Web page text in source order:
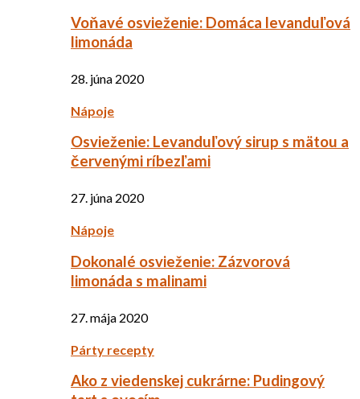
Voňavé osvieženie: Domáca levanduľová
limonáda
28. júna 2020
Nápoje
Osvieženie: Levanduľový sirup s mätou a
červenými ríbezľami
27. júna 2020
Nápoje
Dokonalé osvieženie: Zázvorová
limonáda s malinami
27. mája 2020
Párty recepty
Ako z viedenskej cukrárne: Pudingový